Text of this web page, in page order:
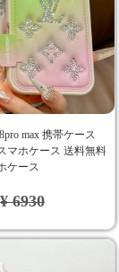
max 携帯ケース
マホケース 送料無料
ケース
¥ 6930